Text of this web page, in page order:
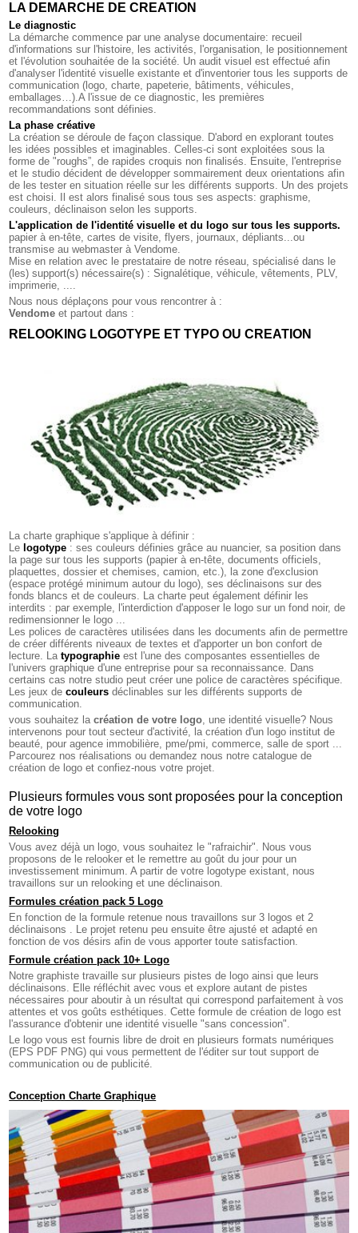
LA DEMARCHE DE CREATION
Le diagnostic
La démarche commence par une analyse documentaire: recueil
d'informations sur l'histoire, les activités, l'organisation, le positionnement
et l'évolution souhaitée de la société. Un audit visuel est effectué afin
d'analyser l'identité visuelle existante et d'inventorier tous les supports de
communication (logo, charte, papeterie, bâtiments, véhicules,
emballages…).A l'issue de ce diagnostic, les premières
recommandations sont définies.
La phase créative
La création se déroule de façon classique. D'abord en explorant toutes
les idées possibles et imaginables. Celles-ci sont exploitées sous la
forme de "roughs”, de rapides croquis non finalisés. Ensuite, l'entreprise
et le studio décident de développer sommairement deux orientations afin
de les tester en situation réelle sur les différents supports. Un des projets
est choisi. Il est alors finalisé sous tous ses aspects: graphisme,
couleurs, déclinaison selon les supports.
L'application de l'identité visuelle et du logo sur tous les supports.
papier à en-tête, cartes de visite, flyers, journaux, dépliants...ou
transmise au webmaster à Vendome.
Mise en relation avec le prestataire de notre réseau, spécialisé dans le
(les) support(s) nécessaire(s) : Signalétique, véhicule, vêtements, PLV,
imprimerie, ....
Nous nous déplaçons pour vous rencontrer à :
Vendome et partout dans :
RELOOKING LOGOTYPE ET TYPO OU CREATION
La charte graphique s'applique à définir :
Le logotype : ses couleurs définies grâce au nuancier, sa position dans
la page sur tous les supports (papier à en-tête, documents officiels,
plaquettes, dossier et chemises, camion, etc.), la zone d'exclusion
(espace protégé minimum autour du logo), ses déclinaisons sur des
fonds blancs et de couleurs. La charte peut également définir les
interdits : par exemple, l'interdiction d'apposer le logo sur un fond noir, de
redimensionner le logo ...
Les polices de caractères utilisées dans les documents afin de permettre
de créer différents niveaux de textes et d'apporter un bon confort de
lecture. Latypographie est l'une des composantes essentielles de
l'univers graphique d'une entreprise pour sa reconnaissance. Dans
certains cas notre studio peut créer une police de caractères spécifique.
Les jeux decouleurs déclinables sur les différents supports de
communication.
vous souhaitez lacréation de votre logo, une identité visuelle? Nous
intervenons pour tout secteur d'activité, la création d'un logo institut de
beauté, pour agence immobilière, pme/pmi, commerce, salle de sport ...
Parcourez nos réalisations ou demandez nous notre catalogue de
création de logo et confiez-nous votre projet.
Plusieurs formules vous sont proposées pour la conception
de votre logo
Relooking
Vous avez déjà un logo, vous souhaitez le "rafraichir". Nous vous
proposons de le relooker et le remettre au goût du jour pour un
investissement minimum. A partir de votre logotype existant, nous
travaillons sur un relooking et une déclinaison.
Formules création pack 5 Logo
En fonction de la formule retenue nous travaillons sur 3 logos et 2
déclinaisons . Le projet retenu peu ensuite être ajusté et adapté en
fonction de vos désirs afin de vous apporter toute satisfaction.
Formule création pack 10+ Logo
Notre graphiste travaille sur plusieurs pistes de logo ainsi que leurs
déclinaisons. Elle réfléchit avec vous et explore autant de pistes
nécessaires pour aboutir à un résultat qui correspond parfaitement à vos
attentes et vos goûts esthétiques. Cette formule de création de logo est
l'assurance d'obtenir une identité visuelle "sans concession".
Le logo vous est fournis libre de droit en plusieurs formats numériques
(EPS PDF PNG) qui vous permettent de l'éditer sur tout support de
communication ou de publicité.
Conception Charte Graphique